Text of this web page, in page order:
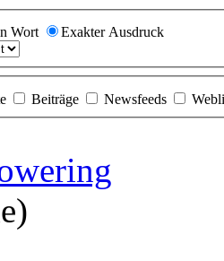
Wort
Exakter Ausdruck
Beiträge Newsfeeds